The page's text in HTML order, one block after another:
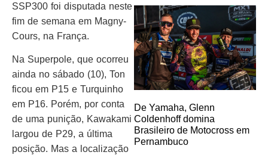
SSP300 foi disputada neste
fim de semana em Magny-
Cours, na França.
Na Superpole, que ocorreu
ainda no sábado (10), Ton
ficou em P15 e Turquinho
em P16. Porém, por conta
de uma punição, Kawakami
largou de P29, a última
posição. Mas a localização
De Yamaha, Glenn
Coldenhoff domina
Brasileiro de Motocross em
Pernambuco